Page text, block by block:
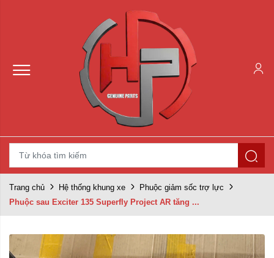
Trang chủ Hệ thống khung xe
Phuộc giảm sốc trợ lực
Phuộc sau Exciter 135 Superfly Project AR tăng ...